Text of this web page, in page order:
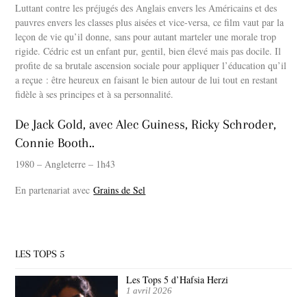
Luttant contre les préjugés des Anglais envers les Américains et des
pauvres envers les classes plus aisées et vice-versa, ce film vaut par la
leçon de vie qu’il donne, sans pour autant marteler une morale trop
rigide. Cédric est un enfant pur, gentil, bien élevé mais pas docile. Il
profite de sa brutale ascension sociale pour appliquer l’éducation qu’il
a reçue : être heureux en faisant le bien autour de lui tout en restant
fidèle à ses principes et à sa personnalité.
De Jack Gold, avec Alec Guiness, Ricky Schroder,
Connie Booth..
1980 – Angleterre – 1h43
En partenariat avecGrains de Sel
LES TOPS 5
Les Tops 5 d’Hafsia Herzi
1 avril 2026